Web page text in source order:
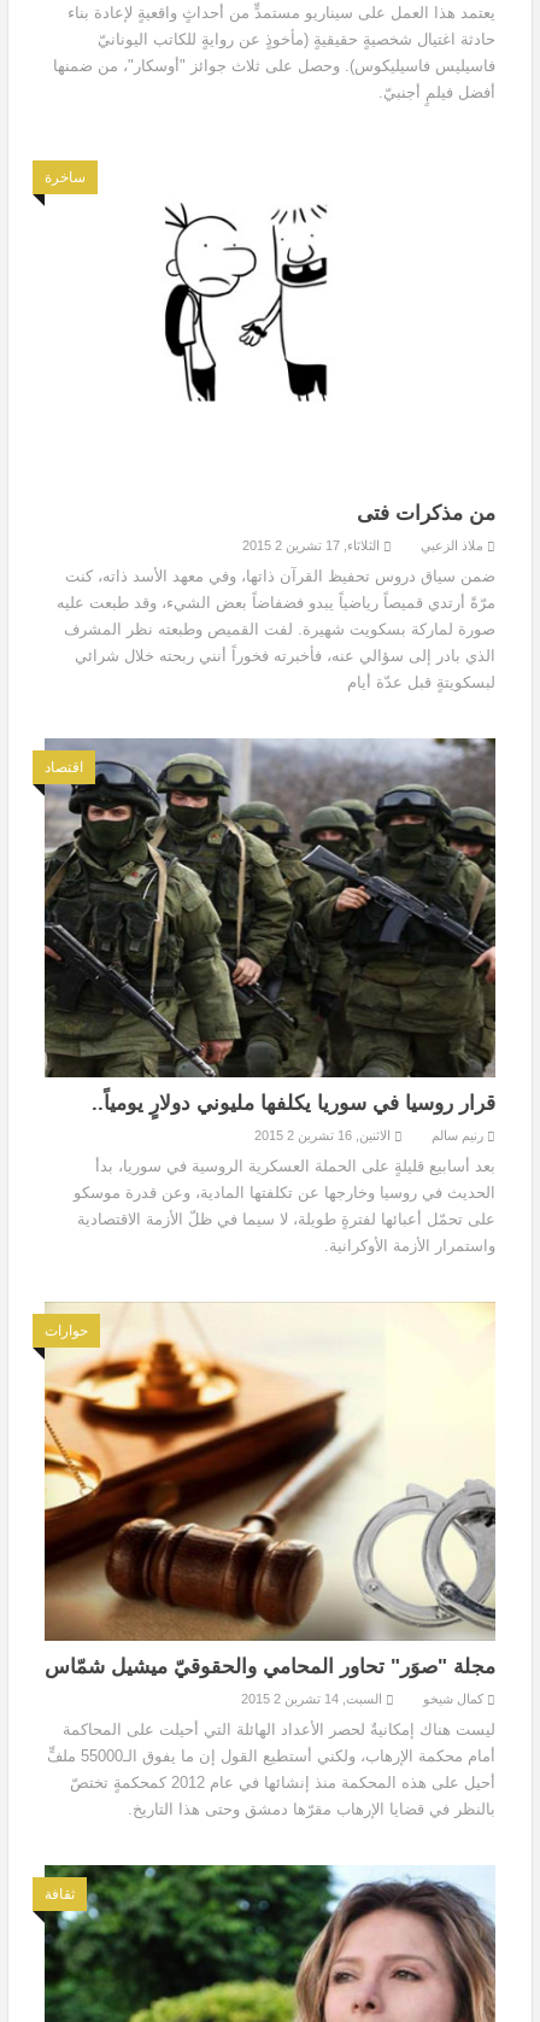
يعتمد هذا العمل على سيناريو مستمدٍّ من أحداثٍ واقعيةٍ لإعادة بناء
حادثة اغتيال شخصيةٍ حقيقيةٍ (مأخوذٍ عن روايةٍ للكاتب اليونانيّ
فاسيليس فاسيليكوس). وحصل على ثلاث جوائز "أوسكار"، من ضمنها
أفضل فيلمٍ أجنبيّ.
ساخرة
من مذكرات فتى
ملاذ الزعبي الثلاثاء, 17 تشرين 2 2015
ضمن سياق دروس تحفيظ القرآن ذاتها، وفي معهد الأسد ذاته، كنت
مرّةً أرتدي قميصاً رياضياً يبدو فضفاضاً بعض الشيء، وقد طبعت عليه
صورة لماركة بسكويت شهيرة. لفت القميص وطبعته نظر المشرف
الذي بادر إلى سؤالي عنه، فأخبرته فخوراً أنني ربحته خلال شرائي
لبسكويتةٍ قبل عدّة أيام
اقتصاد
قرار روسيا في سوريا يكلفها مليوني دولارٍ يومياً..
رنيم سالم الاثنين, 16 تشرين 2 2015
بعد أسابيع قليلةٍ على الحملة العسكرية الروسية في سوريا، بدأ
الحديث في روسيا وخارجها عن تكلفتها المادية، وعن قدرة موسكو
على تحمّل أعبائها لفترةٍ طويلة، لا سيما في ظلّ الأزمة الاقتصادية
واستمرار الأزمة الأوكرانية.
حوارات
مجلة "صوَر" تحاور المحامي والحقوقيّ ميشيل شمّاس
كمال شيخو السبت, 14 تشرين 2 2015
ليست هناك إمكانيةٌ لحصر الأعداد الهائلة التي أحيلت على المحاكمة
أمام محكمة الإرهاب، ولكني أستطيع القول إن ما يفوق الـ55000 ملفٍّ
أحيل على هذه المحكمة منذ إنشائها في عام 2012 كمحكمةٍ تختصّ
بالنظر في قضايا الإرهاب مقرّها دمشق وحتى هذا التاريخ.
ثقافة